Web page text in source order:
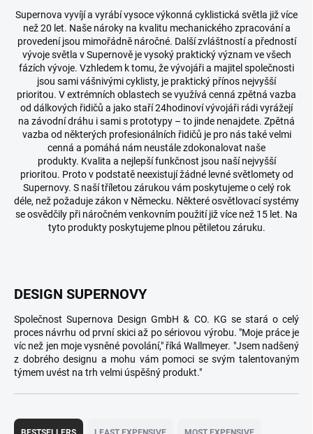
Supernova vyvíjí a vyrábí vysoce výkonná cyklistická světla již více
než 20 let. Naše nároky na kvalitu mechanického zpracování a
provedení jsou mimořádně náročné. Další zvláštností a předností
vývoje světla v Supernově je vysoký praktický význam ve všech
fázích vývoje. Vzhledem k tomu, že vývojáři a majitel společnosti
jsou sami vášnivými cyklisty, je praktický přínos nejvyšší
prioritou. V extrémních oblastech se využívá cenná zpětná vazba
od dálkových řidičů a jako staří 24hodinoví vývojáři rádi vyrážejí
na závodní dráhu i sami s prototypy – to jinde nenajdete. Zpětná
vazba od některých profesionálních řidičů je pro nás také velmi
cenná a pomáhá nám neustále zdokonalovat naše
produkty. Kvalita a nejlepší funkčnost jsou naší nejvyšší
prioritou. Proto v podstatě neexistují žádné levné světlomety od
Supernovy. S naší tříletou zárukou vám poskytujeme o celý rok
déle, než požaduje zákon v Německu. Některé osvětlovací systémy
se osvědčily při náročném venkovním použití již více než 15 let. Na
tyto produkty poskytujeme plnou pětiletou záruku.
DESIGN SUPERNOVY
Společnost Supernova Design GmbH & CO. KG se stará o celý
proces návrhu od první skici až po sériovou výrobu. "Moje práce je
víc než jen moje vysněné povolání," říká Wallmeyer. "Jsem nadšený
z dobrého designu a mohu vám pomoci se svým talentovaným
týmem uvést na trh velmi úspěšný produkt."
P